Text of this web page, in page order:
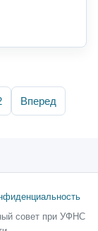
Вперед
совет при УФНС